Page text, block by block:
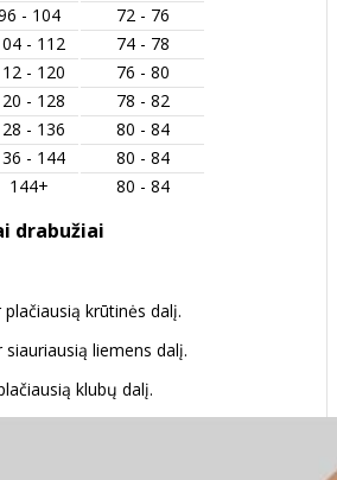
- 104
72 - 76
- 112
74 - 78
- 120
76 - 80
- 128
78 - 82
- 136
80 - 84
- 144
80 - 84
144+ 80 - 84
drabužiai
krūtinės dalį.
liemens dalį.
klubų dalį.